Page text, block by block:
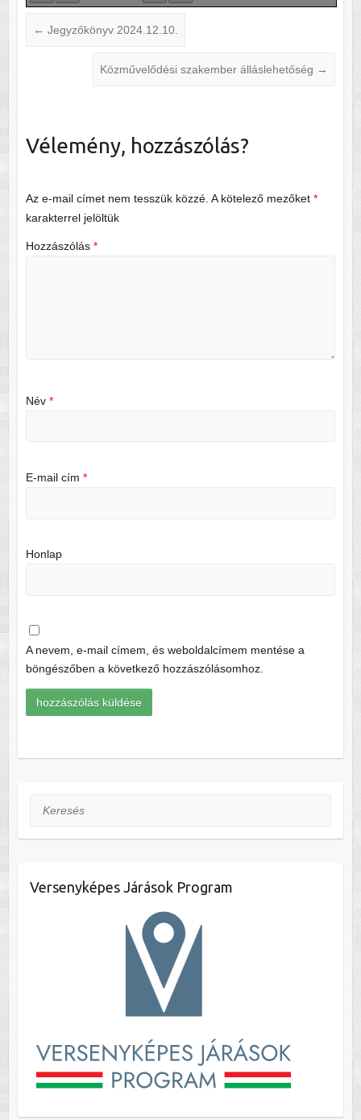
← Jegyzőkönyv 2024.12.10.
Közművelődési szakember álláslehetőség →
Vélemény, hozzászólás?
Az e-mail címet nem tesszük közzé. A kötelező mezőket *
karakterrel jelöltük
Hozzászólás *
Név *
E-mail cím *
Honlap
A nevem, e-mail címem, és weboldalcímem mentése a
böngészőben a következő hozzászólásomhoz.
Keresés
Versenyképes Járások Program